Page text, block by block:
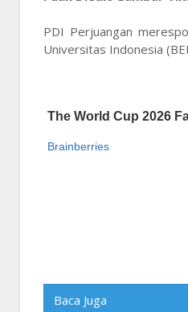
PDI Perjuangan
Universitas Indonesia
Baca Juga